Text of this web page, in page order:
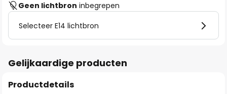
Geen lichtbron inbegrepen
Selecteer E14 lichtbron
Gelijkaardige producten
Productdetails